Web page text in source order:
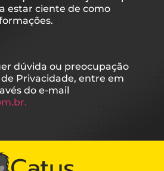
estar ciente de como
dúvida ou preocupação
Privacidade, entre em
do e-mail